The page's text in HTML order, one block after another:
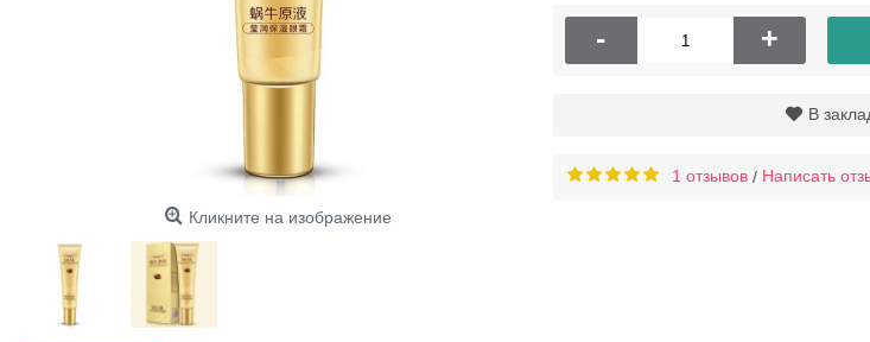
112 ₽
Кликните на изображение
- +
В
1 отзывов / Написать